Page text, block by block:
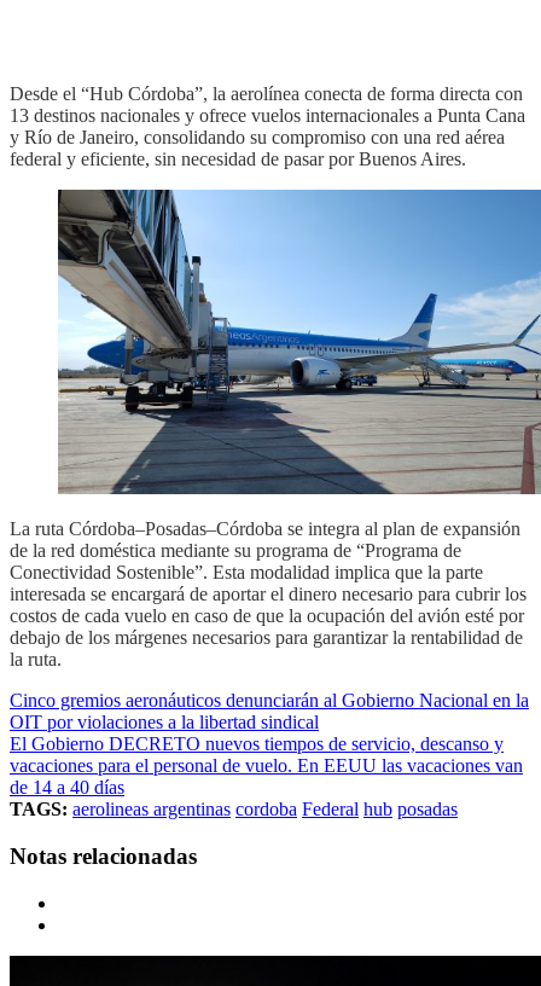
Desde el “Hub Córdoba”, la aerolínea conecta de forma directa con
13 destinos nacionales y ofrece vuelos internacionales a Punta Cana
y Río de Janeiro, consolidando su compromiso con una red aérea
federal y eficiente, sin necesidad de pasar por Buenos Aires.
La ruta Córdoba–Posadas–Córdoba se integra al plan de expansión
de la red doméstica mediante su programa de “Programa de
Conectividad Sostenible”. Esta modalidad implica que la parte
interesada se encargará de aportar el dinero necesario para cubrir los
costos de cada vuelo en caso de que la ocupación del avión esté por
debajo de los márgenes necesarios para garantizar la rentabilidad de
la ruta.
Cinco gremios aeronáuticos denunciarán al Gobierno Nacional en la
OIT por violaciones a la libertad sindical
El Gobierno DECRETO nuevos tiempos de servicio, descanso y
vacaciones para el personal de vuelo. En EEUU las vacaciones van
de 14 a 40 días
TAGS: aerolineas argentinas cordoba Federal hub posadas
Notas relacionadas